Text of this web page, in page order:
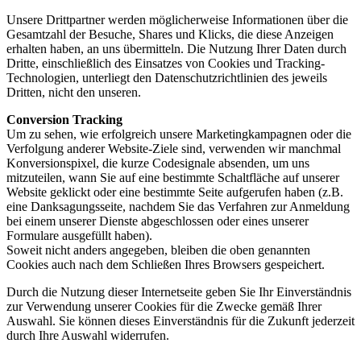
Unsere Drittpartner werden möglicherweise Informationen über die
Gesamtzahl der Besuche, Shares und Klicks, die diese Anzeigen
erhalten haben, an uns übermitteln. Die Nutzung Ihrer Daten durch
Dritte, einschließlich des Einsatzes von Cookies und Tracking-
Technologien, unterliegt den Datenschutzrichtlinien des jeweils
Dritten, nicht den unseren.
Conversion Tracking
Um zu sehen, wie erfolgreich unsere Marketingkampagnen oder die
Verfolgung anderer Website-Ziele sind, verwenden wir manchmal
Konversionspixel, die kurze Codesignale absenden, um uns
mitzuteilen, wann Sie auf eine bestimmte Schaltfläche auf unserer
Website geklickt oder eine bestimmte Seite aufgerufen haben (z.B.
eine Danksagungsseite, nachdem Sie das Verfahren zur Anmeldung
bei einem unserer Dienste abgeschlossen oder eines unserer
Formulare ausgefüllt haben).
Soweit nicht anders angegeben, bleiben die oben genannten
Cookies auch nach dem Schließen Ihres Browsers gespeichert.
Durch die Nutzung dieser Internetseite geben Sie Ihr Einverständnis
zur Verwendung unserer Cookies für die Zwecke gemäß Ihrer
Auswahl. Sie können dieses Einverständnis für die Zukunft jederzeit
durch Ihre Auswahl widerrufen.